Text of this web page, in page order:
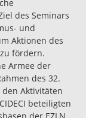
des Seminars
und
Aktionen des
fördern.
Armee der
des 32.
den Aktivitäten
beteiligten